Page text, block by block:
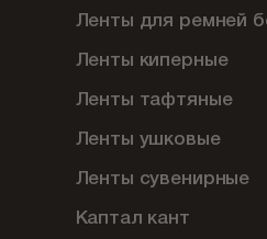
Ленты для ремней
Ленты киперные
Ленты тафтяные
Ленты ушковые
Ленты сувенирные
Каптал кант